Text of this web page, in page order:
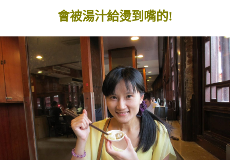
會被湯汁給燙到嘴的!